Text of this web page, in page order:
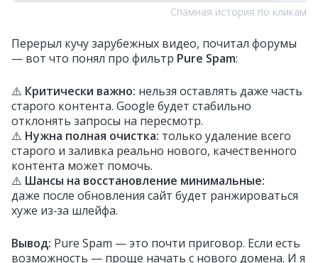
Спамная история по кликам
Перерыл кучу зарубежных видео, почитал форумы
— вот что понял про фильтр Pure Spam:
⚠️ Критически важно: нельзя оставлять даже часть
старого контента. Google будет стабильно
отклонять запросы на пересмотр.
⚠️ Нужна полная очистка: только удаление всего
старого и заливка реально нового, качественного
контента может помочь.
⚠️ Шансы на восстановление минимальные:
даже после обновления сайт будет ранжироваться
хуже из‑за шлейфа.
Вывод: Pure Spam — это почти приговор. Если есть
возможность — проще начать с нового домена. И я